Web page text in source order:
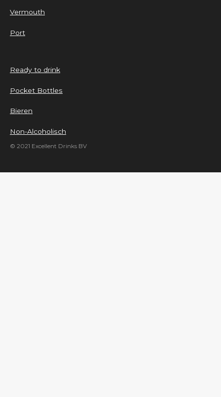
Vermouth
Port
Ready to drink
Pocket Bottles
Bieren
Non-Alcoholisch
© 2021 Excellent Drinks BV